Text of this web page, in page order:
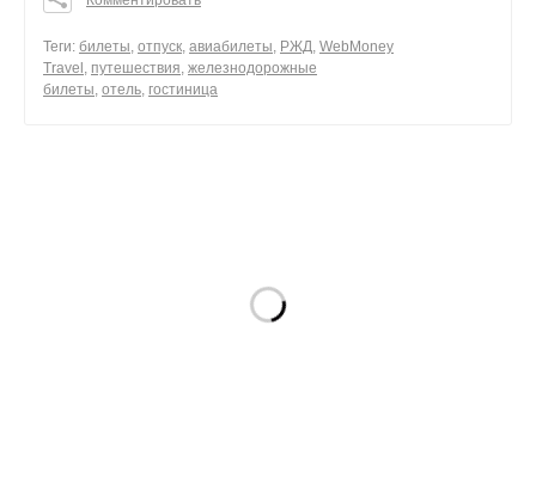
0
Теги: билеты, отпуск, авиабилеты, РЖД, WebMoney
Travel , путешествия, железнодорожные
билеты, отель, гостиница